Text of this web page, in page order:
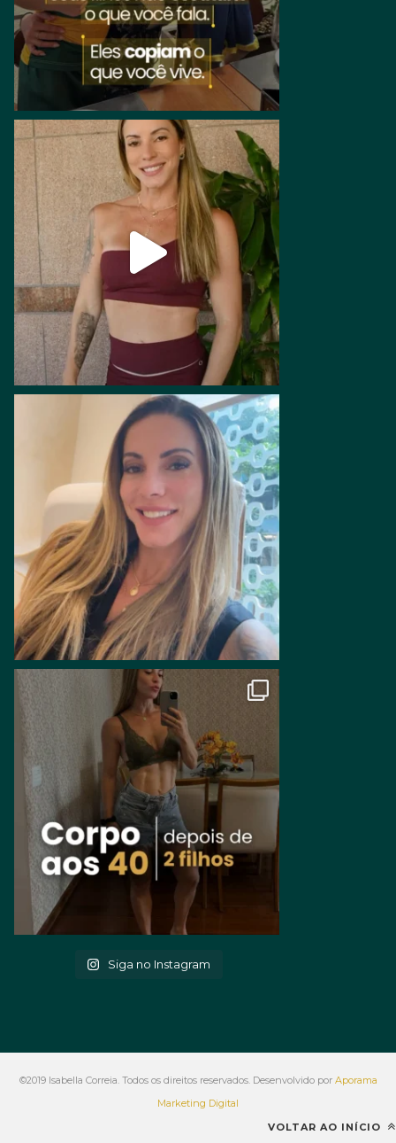
Siga no Instagram
©2019 Isabella Correia. Todos os direitos reservados. Desenvolvido por Aporama
Marketing Digital
VOLTAR AO INÍCIO